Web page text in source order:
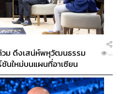
วม ดึงเสน่ห์พหุวัฒนธรรม
นใหม่บนแผนที่อาเซียน
...